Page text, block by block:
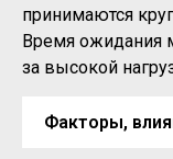
принимаются
Время ожидания
за высокой
Факторы,